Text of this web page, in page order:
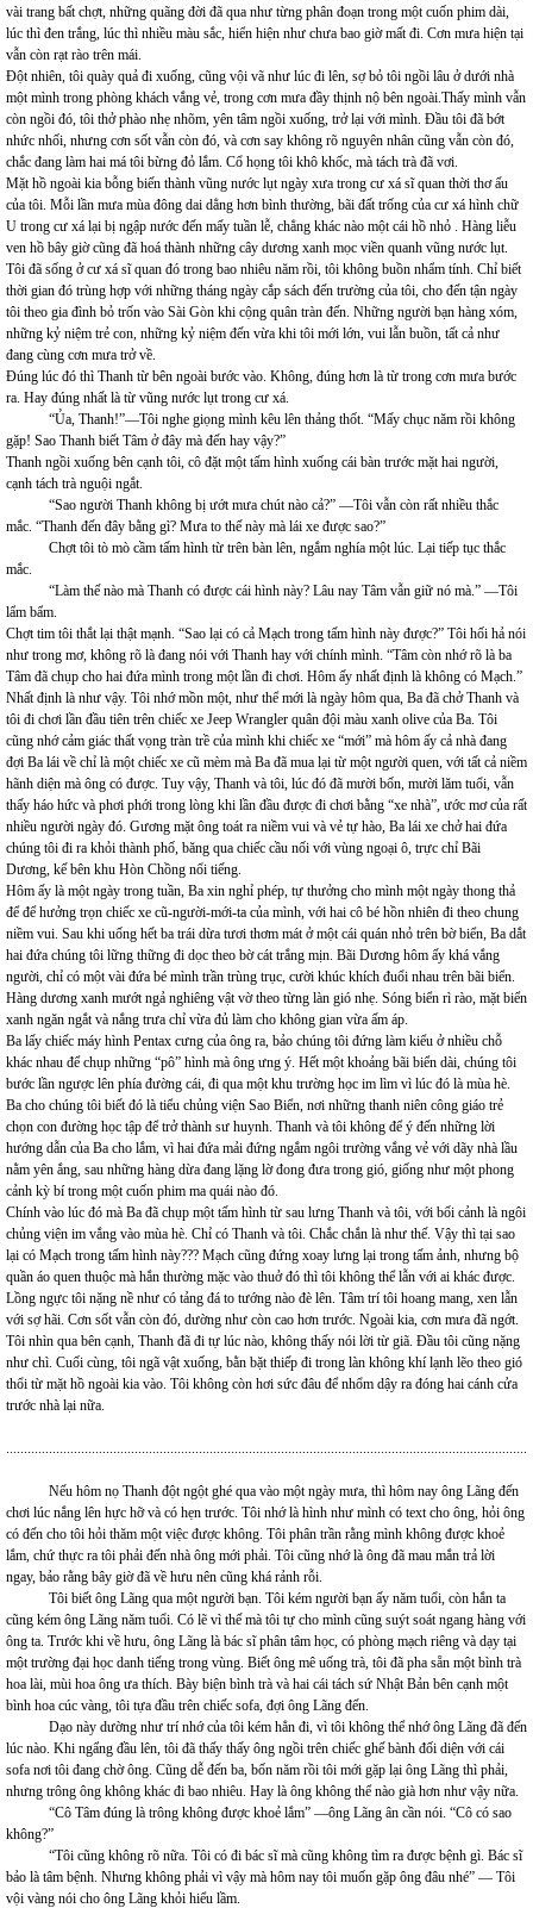
vài trang bất chợt, những quãng đời đã qua như từng phân đoạn trong một cuốn phim dài,
lúc thì đen trắng, lúc thì nhiều màu sắc, hiển hiện như chưa bao giờ mất đi. Cơn mưa hiện tại
vẫn còn rạt rào trên mái.
Đột nhiên, tôi quày quả đi xuống, cũng vội vã như lúc đi lên, sợ bỏ tôi ngồi lâu ở dưới nhà
một mình trong phòng khách vắng vẻ, trong cơn mưa đầy thịnh nộ bên ngoài.Thấy mình vẫn
còn ngồi đó, tôi thở phào nhẹ nhõm, yên tâm ngồi xuống, trở lại với mình. Đầu tôi đã bớt
nhức nhối, nhưng cơn sốt vẫn còn đó, và cơn say không rõ nguyên nhân cũng vẫn còn đó,
chắc đang làm hai má tôi bừng đỏ lắm. Cổ họng tôi khô khốc, mà tách trà đã vơi.
Mặt hồ ngoài kia bỗng biến thành vũng nước lụt ngày xưa trong cư xá sĩ quan thời thơ ấu
của tôi. Mỗi lần mưa mùa đông dai dẳng hơn bình thường, bãi đất trống của cư xá hình chữ
U trong cư xá lại bị ngập nước đến mấy tuần lễ, chẳng khác nào một cái hồ nhỏ . Hàng liễu
ven hồ bây giờ cũng đã hoá thành những cây dương xanh mọc viền quanh vũng nước lụt.
Tôi đã sống ở cư xá sĩ quan đó trong bao nhiêu năm rồi, tôi không buồn nhẩm tính. Chỉ biết
thời gian đó trùng hợp với những tháng ngày cắp sách đến trường của tôi, cho đến tận ngày
tôi theo gia đình bỏ trốn vào Sài Gòn khi cộng quân tràn đến. Những người bạn hàng xóm,
những kỷ niệm trẻ con, những kỷ niệm đến vừa khi tôi mới lớn, vui lẫn buồn, tất cả như
đang cùng cơn mưa trở về.
Đúng lúc đó thì Thanh từ bên ngoài bước vào. Không, đúng hơn là từ trong cơn mưa bước
ra. Hay đúng nhất là từ vũng nước lụt trong cư xá.
“Ủa, Thanh!”—Tôi nghe giọng mình kêu lên thảng thốt. “Mấy chục năm rồi không
gặp! Sao Thanh biết Tâm ở đây mà đến hay vậy?”
Thanh ngồi xuống bên cạnh tôi, cô đặt một tấm hình xuống cái bàn trước mặt hai người,
cạnh tách trà nguội ngắt.
“Sao người Thanh không bị ướt mưa chút nào cả?” —Tôi vẫn còn rất nhiều thắc
mắc. “Thanh đến đây bằng gì? Mưa to thế này mà lái xe được sao?”
Chợt tôi tò mò cầm tấm hình từ trên bàn lên, ngắm nghía một lúc. Lại tiếp tục thắc
mắc.
“Làm thế nào mà Thanh có được cái hình này? Lâu nay Tâm vẫn giữ nó mà.” —Tôi
lẩm bẩm.
Chợt tim tôi thắt lại thật mạnh. “Sao lại có cả Mạch trong tấm hình này được?” Tôi hối hả nói
như trong mơ, không rõ là đang nói với Thanh hay với chính mình. “Tâm còn nhớ rõ là ba
Tâm đã chụp cho hai đứa mình trong một lần đi chơi. Hôm ấy nhất định là không có Mạch.”
Nhất định là như vậy. Tôi nhớ mồn một, như thể mới là ngày hôm qua, Ba đã chở Thanh và
tôi đi chơi lần đầu tiên trên chiếc xe Jeep Wrangler quân đội màu xanh olive của Ba. Tôi
cũng nhớ cảm giác thất vọng tràn trề của mình khi chiếc xe “mới” mà hôm ấy cả nhà đang
đợi Ba lái về chỉ là một chiếc xe cũ mèm mà Ba đã mua lại từ một người quen, với tất cả niềm
hãnh diện mà ông có được. Tuy vậy, Thanh và tôi, lúc đó đã mười bốn, mười lăm tuổi, vẫn
thấy háo hức và phơi phới trong lòng khi lần đầu được đi chơi bằng “xe nhà”, ước mơ của rất
nhiều người ngày đó. Gương mặt ông toát ra niềm vui và vẻ tự hào, Ba lái xe chở hai đứa
chúng tôi đi ra khỏi thành phố, băng qua chiếc cầu nối với vùng ngoại ô, trực chỉ Bãi
Dương, kế bên khu Hòn Chồng nổi tiếng.
Hôm ấy là một ngày trong tuần, Ba xin nghỉ phép, tự thưởng cho mình một ngày thong thả
để để hưởng trọn chiếc xe cũ-người-mới-ta của mình, với hai cô bé hồn nhiên đi theo chung
niềm vui. Sau khi uống hết ba trái dừa tươi thơm mát ở một cái quán nhỏ trên bờ biển, Ba dắt
hai đứa chúng tôi lững thững đi dọc theo bờ cát trắng mịn. Bãi Dương hôm ấy khá vắng
người, chỉ có một vài đứa bé mình trần trùng trục, cười khúc khích đuổi nhau trên bãi biển.
Hàng dương xanh mướt ngả nghiêng vật vờ theo từng làn gió nhẹ. Sóng biển rì rào, mặt biển
xanh ngăn ngắt và nắng trưa chỉ vừa đủ làm cho không gian vừa ấm áp.
Ba lấy chiếc máy hình Pentax cưng của ông ra, bảo chúng tôi đứng làm kiểu ở nhiều chỗ
khác nhau để chụp những “pô” hình mà ông ưng ý. Hết một khoảng bãi biển dài, chúng tôi
bước lần ngược lên phía đường cái, đi qua một khu trường học im lìm vì lúc đó là mùa hè.
Ba cho chúng tôi biết đó là tiểu chủng viện Sao Biển, nơi những thanh niên công giáo trẻ
chọn con đường học tập để trở thành sư huynh. Thanh và tôi không để ý đến những lời
hướng dẫn của Ba cho lắm, vì hai đứa mải đứng ngắm ngôi trường vắng vẻ với dãy nhà lầu
nằm yên ắng, sau những hàng dừa đang lặng lờ đong đưa trong gió, giống như một phong
cảnh kỳ bí trong một cuốn phim ma quái nào đó.
Chính vào lúc đó mà Ba đã chụp một tấm hình từ sau lưng Thanh và tôi, với bối cảnh là ngôi
chủng viện im vắng vào mùa hè. Chỉ có Thanh và tôi. Chắc chắn là như thế. Vậy thì tại sao
lại có Mạch trong tấm hình này??? Mạch cũng đứng xoay lưng lại trong tấm ảnh, nhưng bộ
quần áo quen thuộc mà hắn thường mặc vào thuở đó thì tôi không thể lẫn với ai khác được.
Lồng ngực tôi nặng nề như có tảng đá to tướng nào đè lên. Tâm trí tôi hoang mang, xen lẫn
với sợ hãi. Cơn sốt vẫn còn đó, dường như còn cao hơn trước. Ngoài kia, cơn mưa đã ngớt.
Tôi nhìn qua bên cạnh, Thanh đã đi tự lúc nào, không thấy nói lời từ giã. Đầu tôi cũng nặng
như chì. Cuối cùng, tôi ngã vật xuống, bằn bặt thiếp đi trong làn không khí lạnh lẽo theo gió
thổi từ mặt hồ ngoài kia vào. Tôi không còn hơi sức đâu để nhổm dậy ra đóng hai cánh cửa
trước nhà lại nữa.
...................................................................................................................................................
Nếu hôm nọ Thanh đột ngột ghé qua vào một ngày mưa, thì hôm nay ông Lãng đến
chơi lúc nắng lên hực hỡ và có hẹn trước. Tôi nhớ là hình như mình có text cho ông, hỏi ông
có đến cho tôi hỏi thăm một việc được không. Tôi phân trần rằng mình không được khoẻ
lắm, chứ thực ra tôi phải đến nhà ông mới phải. Tôi cũng nhớ là ông đã mau mắn trả lời
ngay, bảo rằng bây giờ đã về hưu nên cũng khá rảnh rỗi.
Tôi biết ông Lãng qua một người bạn. Tôi kém người bạn ấy năm tuổi, còn hắn ta
cũng kém ông Lãng năm tuổi. Có lẽ vì thế mà tôi tự cho mình cũng suýt soát ngang hàng với
ông ta. Trước khi về hưu, ông Lãng là bác sĩ phân tâm học, có phòng mạch riêng và dạy tại
một trường đại học danh tiếng trong vùng. Biết ông mê uống trà, tôi đã pha sẵn một bình trà
hoa lài, mùi hoa ông ưa thích. Bày biện bình trà và hai cái tách sứ Nhật Bản bên cạnh một
bình hoa cúc vàng, tôi tựa đầu trên chiếc sofa, đợi ông Lãng đến.
Dạo này dường như trí nhớ của tôi kém hẳn đi, vì tôi không thể nhớ ông Lãng đã đến
lúc nào. Khi ngẩng đầu lên, tôi đã thấy thấy ông ngồi trên chiếc ghế bành đối diện với cái
sofa nơi tôi đang chờ ông. Cũng dễ đến ba, bốn năm rồi tôi mới gặp lại ông Lãng thì phải,
nhưng trông ông không khác đi bao nhiêu. Hay là ông không thể nào già hơn như vậy nữa.
“Cô Tâm đúng là trông không được khoẻ lắm” —ông Lãng ân cần nói. “Cô có sao
không?”
“Tôi cũng không rõ nữa. Tôi có đi bác sĩ mà cũng không tìm ra được bệnh gì. Bác sĩ
bảo là tâm bệnh. Nhưng không phải vì vậy mà hôm nay tôi muốn gặp ông đâu nhé” — Tôi
vội vàng nói cho ông Lãng khỏi hiểu lầm.